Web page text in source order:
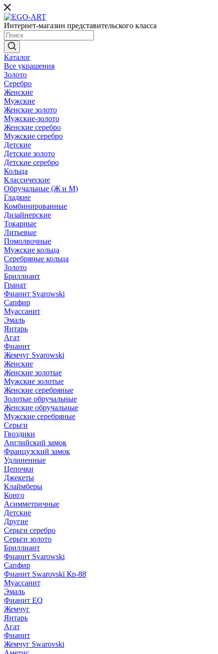
Интернет-магазин представительского класса
Каталог
Все украшения
Золото
Серебро
Женские
Мужские
Женские золото
Мужские-золото
Женские серебро
Мужские серебро
Детские
Детские золото
Детские серебро
Кольца
Классические
Обручальные (Ж и М)
Гладкие
Комбинированные
Дизайнерские
Токарные
Литьевые
Помолвочные
Мужские кольца
Серебряные кольца
Золото
Бриллиант
Гранат
Фианит Svarowski
Сапфир
Муассанит
Эмаль
Янтарь
Агат
Фианит
Жемчуг Svarowski
Женские
Женские золотые
Мужские золотые
Женские серебряные
Золотые обручальные
Женские обручальные
Мужские серебряные
Серьги
Гвоздики
Английский замок
Французский замок
Удлиненные
Цепочки
Джекеты
Клаймберы
Конго
Асимметричные
Детские
Другие
Серьги серебро
Серьги золото
Бриллиант
Фианит Svarowski
Сапфир
Фианит Swarovski Кр-88
Муассанит
Эмаль
Фианит EQ
Жемчуг
Янтарь
Агат
Фианит
Жемчуг Swarovski